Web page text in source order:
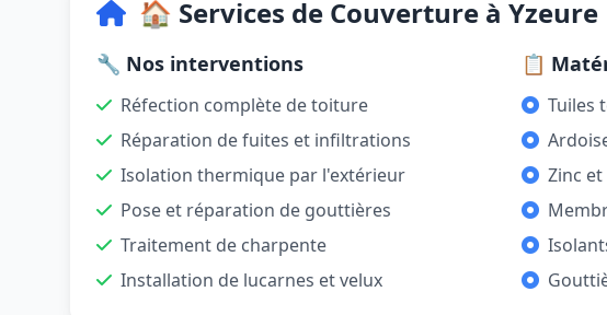
🏠 Services de Couverture à Yzeure
🔧 Nos interventions
Réfection complète de toiture
Réparation de fuites et infiltrations
Isolation thermique par l'extérieur
Pose et réparation de gouttières
Traitement de charpente
Installation de lucarnes et velux
📋
Tuiles
Zinc